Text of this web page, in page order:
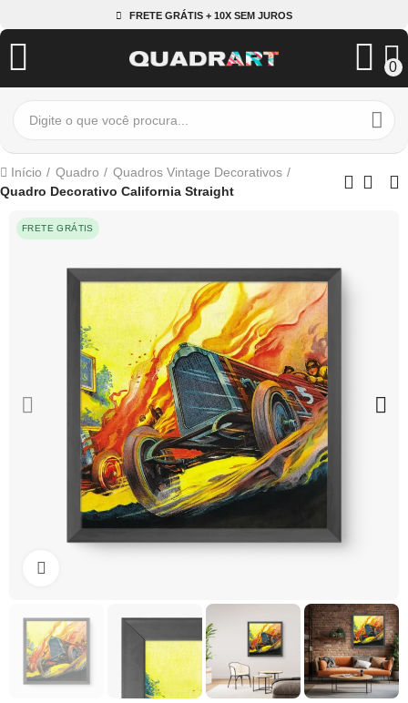
FRETE GRÁTIS + 10X SEM JUROS
0
Início Quadro
Quadros Vintage Decorativos
Quadro Decorativo California Straight
FRETE GRÁTIS